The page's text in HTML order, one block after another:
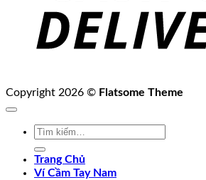
Copyright 2026 © Flatsome Theme
Tìm
Trang Chủ
Ví Cầm Tay Nam